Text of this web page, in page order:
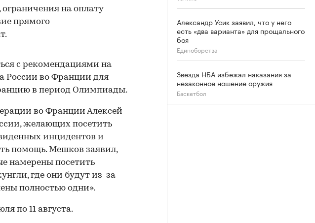
на оплату
прямого
с рекомендациями на
России во Франции для
в период Олимпиады.
во Франции Алексей
желающих посетить
инцидентов и
помощь. Мешков заявил,
намерены посетить
где они будут из-за
полностью одни».
по 11 августа.
Александр Усик заявил, что у него
есть «два варианта» для прощального
боя
Единоборства
Звезда НБА избежал наказания за
незаконное ношение оружия
Баскетбол